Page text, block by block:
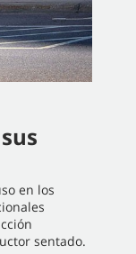
en los
sentado.